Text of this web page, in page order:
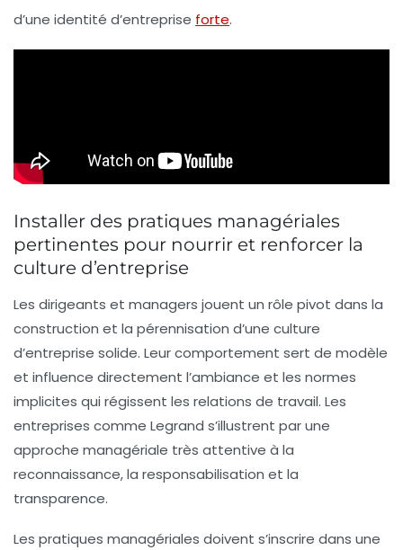
d’une identité d’entreprise forte.
Installer des pratiques managériales
pertinentes pour nourrir et renforcer la
culture d’entreprise
Les dirigeants et managers jouent un rôle pivot dans la
construction et la pérennisation d’une culture
d’entreprise solide. Leur comportement sert de modèle
et influence directement l’ambiance et les normes
implicites qui régissent les relations de travail. Les
entreprises comme Legrand s’illustrent par une
approche managériale très attentive à la
reconnaissance, la responsabilisation et la
transparence.
Les pratiques managériales doivent s’inscrire dans une